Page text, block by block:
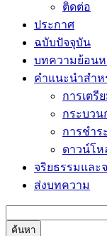
ติดต่อ
ประกาศ
ฉบับปัจจุบัน
บทความย้อนห
คำแนะนำสำห
การเตรี
กระบวน
การชำร
ดาวน์โห
จริยธรรมและ
ส่งบทความ
ค้นหา